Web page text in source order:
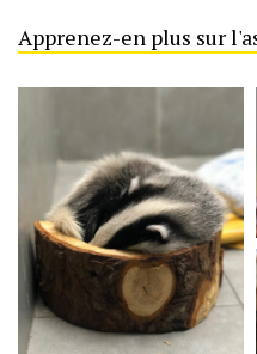
Apprenez-en plus sur